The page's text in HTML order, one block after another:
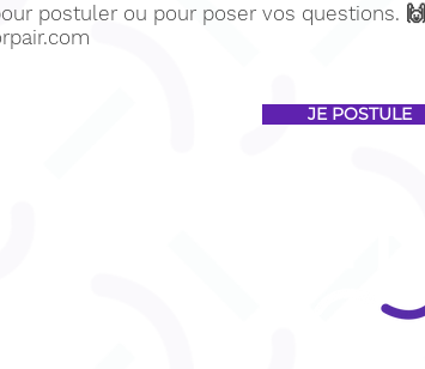
postuler ou pour poser vos questions. 🙌
JE POSTULE